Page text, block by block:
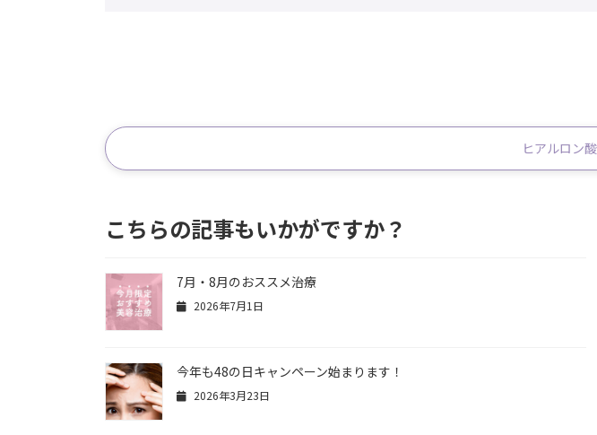
ヒアルロン
こちらの記事もいかがですか？
7月・8月のおススメ治療
2026年7月1日
今年も48の日キャンペーン始まります！
2026年3月23日